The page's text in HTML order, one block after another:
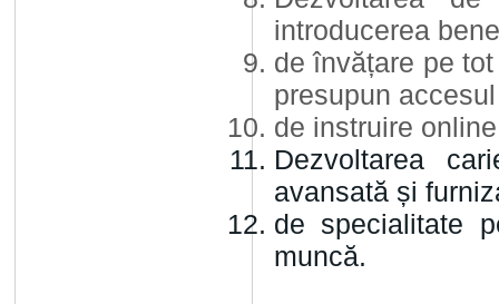
introducerea
de învățare pe
presupun
de instruire
Dezvoltarea
avansată și
de specialitate
muncă.